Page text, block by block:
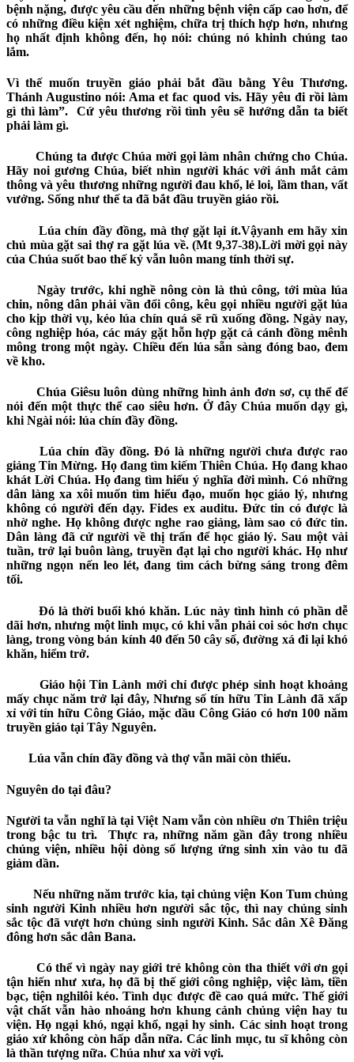
bệnh nặng, được yêu cầu đến những bệnh viện cấp cao hơn, để
có những điều kiện xét nghiệm, chữa trị thích hợp hơn, nhưng
họ nhất định không đến, họ nói:chúng nó khinh chúng tao
lắm.
Vì thế muốn truyền giáo phải bắt đầu bằng Yêu Thương.
Thánh Augustino nói: Ama et fac quod vis. Hãy yêu đi rồi làm
gì thì làm”. Cứ yêu thương rồi tình yêu sẽ hướng dẫn ta biết
phải làm gì.
Chúng ta được Chúa mời gọi làm nhân chứng cho Chúa.
Hãy noi gương Chúa, biết nhìn người khác với ánh mắt cảm
thông và yêu thương những người đau khổ, lẻ loi, lầm than, vất
vưởng. Sống như thế ta đã bắt đầu truyền giáo rồi.
Lúa chín đầy đồng, mà thợ gặt lại ít.Vậyanh emhãy xin
chủ mùa gặt sai thợ ra gặt lúa về. (Mt 9,37-38).Lờimời gọi này
của Chúa suốt bao thế kỷ vẫn luôn mang tính thời sự.
Ngày trước, khi nghề nông còn là thủ công, tới mùa lúa
chin, nông dân phải vần đổi công, kêu gọi nhiều người gặt lúa
cho kịp thời vụ, kẻo lúa chín quá sẽ rũ xuống đồng. Ngày nay,
công nghiệp hóa,các máy gặt hỗn hợp gặt cả cánh đồng mênh
mông trong một ngày. Chiều đến lúa sẵn sàng đóng bao, đem
về kho.
Chúa Giêsu luôn dùng những hình ảnh đơn sơ,cụ thể để
nói đến một thực thể cao siêu hơn. Ở đây Chúa muốn dạy gì,
khi Ngài nói: lúa chín đầy đồng.
Lúa chín đầy đồng. Đó là những người chưa được rao
giảng Tin Mừng. Họ đang tìm kiếm Thiên Chúa. Họ đang khao
khát Lời Chúa. Họ đang tìm hiểu ý nghĩa đời mình. Có những
dân làng xa xôi muốn tìm hiểu đạo, muốn học giáo lý, nhưng
không có người đến dạy.Fides ex auditu. Đức tin có được là
nhờ nghe. Họ không được nghe rao giảng, làm sao có đức tin.
Dân làng đã cử người về thị trấn để học giáo lý. Sau một vài
tuần, trở lại buôn làng, truyền đạt lại cho người khác. Họ như
những ngọn nến leo lét, đang tìm cách bừng sáng trong đêm
tối.
Đó là thời buổi khó khăn. Lúc này tình hình có phần dễ
dãi hơn, nhưng một linh mục, có khi vẫn phải coi sóc hơn chục
làng, trong vòng bán kính 40 đến 50 cây số, đường xá đi lại khó
khăn, hiểm trở.
Giáo hội Tin Lành mới chỉ được phép sinh hoạt khoảng
mấy chục năm trở lại đây, Nhưng số tín hữu Tin Lành đã xấp
xỉ với tín hữu Công Giáo, mặc dầu Công Giáo có hơn 100 năm
truyền giáo tại Tây Nguyên.
Lúa vẫn chín đầy đồng và thợ vẫn mãi còn thiếu.
Nguyên do tại đâu?
Người ta vẫn nghĩ là tại Việt Nam vẫn còn nhiều ơn Thiên triệu
trong bậc tu trì. Thực ra, những năm gần đây trong nhiều
chủng viện, nhiều hội dòng số lượng ứng sinh xin vào tu đã
giảm dần.
Nếu những năm trước kia, tại chủng viện Kon Tum chủng
sinh người Kinh nhiều hơn người sắc tộc, thì nay chủng sinh
sắc tộc đã vượt hơn chủng sinh người Kinh. Sắc dân Xê Đăng
đông hơn sắc dân Bana.
Có thể vì ngày nay giới trẻ không còn tha thiết với ơn gọi
tận hiến như xưa, họ đã bị thế giới công nghiệp, việc làm, tiền
bạc, tiện nghilôi kéo. Tình dục được đề cao quá mức. Thế giới
vật chất vẫn hào nhoáng hơn khung cảnh chủng viện hay tu
viện. Họ ngại khó, ngại khổ, ngại hy sinh. Các sinh hoạt trong
giáo xứ không còn hấp dẫn nữa. Các linh mục, tu sĩ không còn
là thần tượng nữa. Chúa như xa vời vợi.